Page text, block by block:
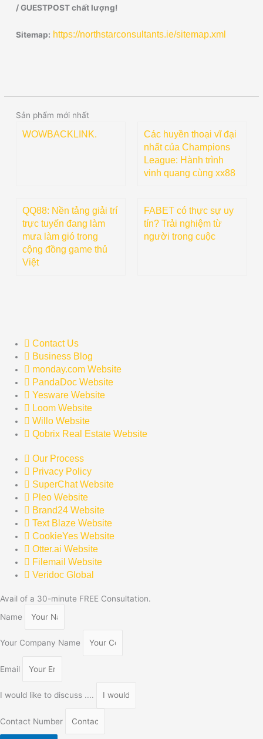
/ GUESTPOST chất lượng!
Sitemap: https://northstarconsultants.ie/sitemap.xml
Sản phẩm mới nhất
WOWBACKLINK.
Các huyền thoại vĩ đại
nhất của Champions
League: Hành trình
vinh quang cùng xx88
QQ88: Nền tảng giải trí
trực tuyến đang làm
mưa làm gió trong
cộng đồng game thủ
Việt
FABET có thực sự uy
tín? Trải nghiệm từ
người trong cuộc
Contact Us
Business Blog
monday.com Website
PandaDoc Website
Yesware Website
Loom Website
Willo Website
Qobrix Real Estate Website
Our Process
Privacy Policy
SuperChat Website
Pleo Website
Brand24 Website
Text Blaze Website
CookieYes Website
Otter.ai Website
Filemail Website
Veridoc Global
Avail of a 30-minute FREE Consultation.
Name
Your Company Name
Email
I would like to discuss ....
Contact Number